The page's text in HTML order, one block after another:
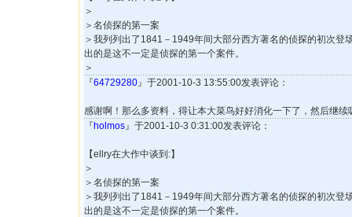
＞
＞名侦探的第一案
＞我列列出了1841－1949年间大部分西方著名的侦探的初次登
出的是这不一定是侦探的第一个案件。
＞
『64729280』于2001-10-3 13:55:00发表评论：
感谢啊！那么多资料，得让本大菜鸟好好消化一下了，然后继
『 holmos』于2001-10-3 0:31:00发表评论：
【ellry在大作中谈到:】
＞
＞名侦探的第一案
＞我列列出了1841－1949年间大部分西方著名的侦探的初次登
出的是这不一定是侦探的第一个案件。